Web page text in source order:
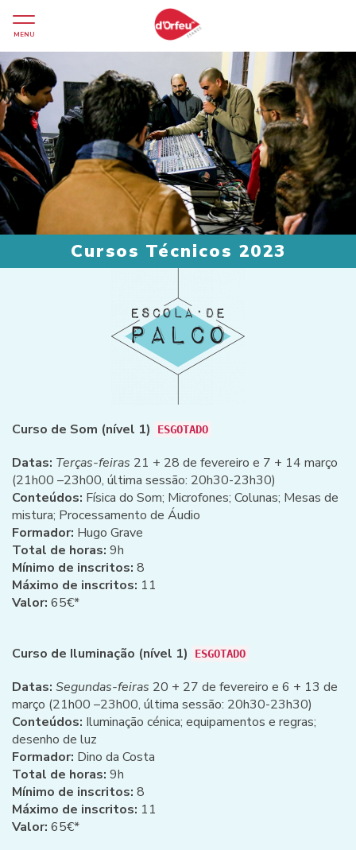
MENU
Cursos Técnicos 2023
Curso de Som (nível 1) ESGOTADO
Datas: Terças-feiras 21 + 28 de fevereiro e 7 + 14 março
(21h00 –23h00, última sessão: 20h30-23h30)
Conteúdos: Física do Som; Microfones; Colunas; Mesas de
mistura; Processamento de Áudio
Formador: Hugo Grave
Total de horas: 9h
Mínimo de inscritos: 8
Máximo de inscritos: 11
Valor: 65€*
Curso de Iluminação (nível 1) ESGOTADO
Datas: Segundas-feiras 20 + 27 de fevereiro e 6 + 13 de
março (21h00 –23h00, última sessão: 20h30-23h30)
Conteúdos: Iluminação cénica; equipamentos e regras;
desenho de luz
Formador: Dino da Costa
Total de horas: 9h
Mínimo de inscritos: 8
Máximo de inscritos: 11
Valor: 65€*